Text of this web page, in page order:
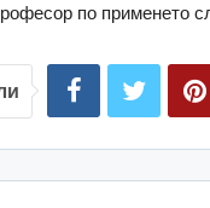
по применето